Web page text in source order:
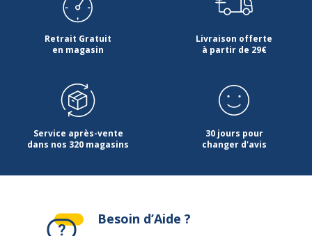
Retrait Gratuit
en magasin
Livraison offerte
à partir de 29€
Service après-vente
dans nos 320 magasins
30 jours pour
changer d'avis
Besoin d’Aide ?